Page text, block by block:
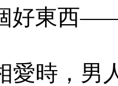
好東西
愛時，男